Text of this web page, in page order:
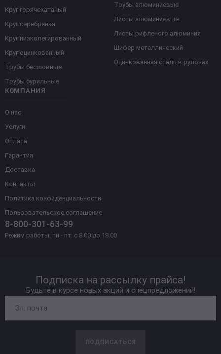
КОМПАНИЯ
О нас
Услуги
Оплата
Гарантия
Доставка
Контакты
Политика конфиденциальности
Пользовательское соглашение
8-800-301-63-99
Режим работы: пн - пт: с 8.00 до 18.00
Круг горячекатаный
Круг серебрянка
Круг низколегированный
Круг оцинкованный
Трубы бесшовные
Трубы бурильные
Трубы алюминиевые
Листы алюминиевые
Листы рифленого алюминия
Шифер металлический
Оцинкованная сталь в рулонах
Подписка на рассылку прайса!
Будьте в курсе новых акций и спецпредложений!
ПОДПИСАТЬСЯ